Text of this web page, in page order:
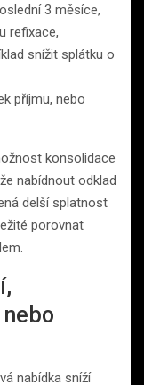
3 měsíce,
refixace,
snížit splátku o
příjmu, nebo
konsolidace
nabídnout odklad
delší splatnost
porovnat
nabídka sníží